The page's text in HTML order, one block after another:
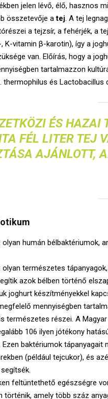
jelen lévő, élő, hasznos
összetevője atej . A tej
a tejzsír, a fehérjék, a
K-vitamin β-karotin), így a
van. Előírás, hogy a
tartalmazzon
thermophilus és Lactobacillus
ÉS HAZAI
FÉL LITER TEJ
AJÁNLOTT,
olyan humán bélbaktériumok,
olyan természetes
azok bélben történő
joghurt készítményekkel
mennyiségben
természetes részei. A
106 ilyen jótékony
baktériumok
(például tejcukor), és
feltüntethető egészségre
történik, amely több száz